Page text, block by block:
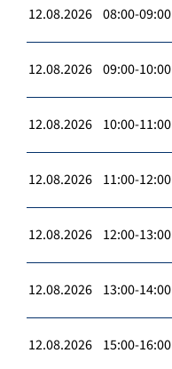
12.08.2026 08:00-09:00
12.08.2026 09:00-10:00
12.08.2026 10:00-11:00
12.08.2026 11:00-12:00
12.08.2026 12:00-13:00
12.08.2026 13:00-14:00
12.08.2026 15:00-16:00